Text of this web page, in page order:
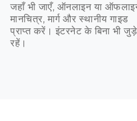
जहाँ भी जाएँ, ऑनलाइन या
मानचित्र, मार्ग और स्थानीय गाइड
प्राप्त करें। इंटरनेट के बिना भी जुड़े
रहें।